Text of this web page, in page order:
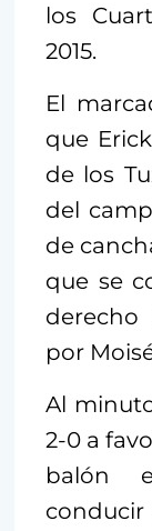
los
2015.
El
que
de los
del
de
que se
por
Al
2-0 a
balón
conducir